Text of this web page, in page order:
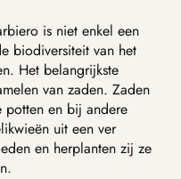
is niet enkel een
biodiversiteit van het
Het belangrijkste
van zaden. Zaden
en bij andere
uit een ver
en herplanten zij ze